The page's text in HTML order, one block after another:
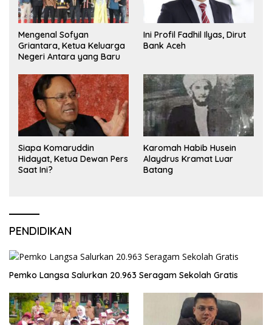
Mengenal Sofyan
Griantara, Ketua Keluarga
Negeri Antara yang Baru
Ini Profil Fadhil Ilyas, Dirut
Bank Aceh
Siapa Komaruddin
Hidayat, Ketua Dewan Pers
Saat Ini?
Karomah Habib Husein
Alaydrus Kramat Luar
Batang
PENDIDIKAN
Pemko Langsa Salurkan 20.963 Seragam Sekolah Gratis